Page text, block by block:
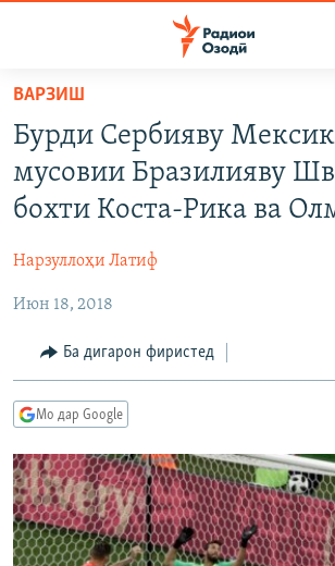
Ҷаҳиш
мояи
аслӣ
Ҷаҳиш
ба
феҳристи
аслӣ
Ҷаҳиш
ҷустор
СИЁСАТ
ИҚТИСОД
ҚАЗИЯИ "КРОКУС"
ОСИЁИ МАРКАЗӢ
ФАРҲАНГ
ВАРЗИШ
ГАПИ ОЗОД
РӮЗГОРИ МУҲОҶИР
ТАҲҚИҚОТ
ҶАНГ ДАР УКРАИНА
НАЗАРИ МАРДУМ
ОЗОДӢ ОНЛАЙН
ВИДЕО
НИГОРИСТОН
ГУЗОРИШҲОИ РАДИОӢ
РӮЙХАТҲО
КИТОБҲОИ ОЗОДӢ
Русский
ВАРЗИШ
Бурди Сербияву
мусовии Бразилияву
бохти Коста-Рика ва
Нарзуллоҳи Латиф
Июн 18, 2018
Ба дигарон фиристед
Мо дар Google